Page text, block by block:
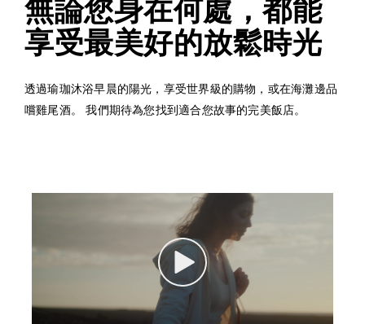
無論您身在何處，都能
享受最美好的放鬆時光
透過瑜珈沐浴早晨的陽光，享受世界級的購物，或在海灘邊品
嚐雞尾酒。 我們期待為您找到適合您故事的完美飯店。